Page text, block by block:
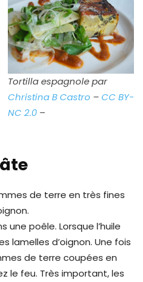
Tortilla espagnole par
Christina B Castro –CC BY-
NC 2.0 –
de terre en très fines
une poêle. Lorsque l’huile
lamelles d’oignon. Une fois
de terre coupées en
le feu. Très important, les